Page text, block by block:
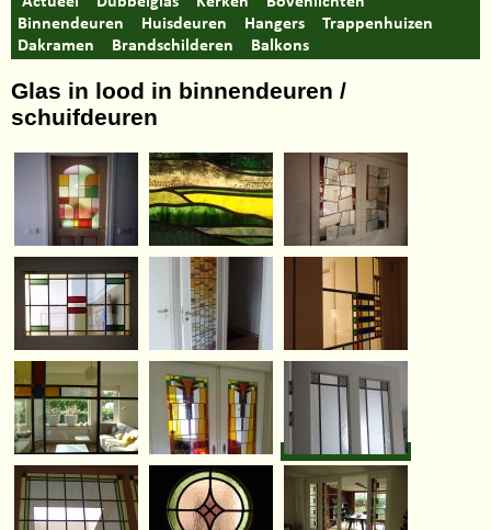
Binnendeuren
Huisdeuren Hangers
Trappenhuizen
Dakramen
Brandschilderen Balkons
Glas in lood in binnendeuren /
schuifdeuren